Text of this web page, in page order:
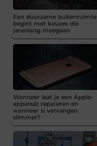
Een duurzame buitenruimte
begint met keuzes die
jarenlang meegaan
Wanneer laat je een Apple-
apparaat repareren en
wanneer is vervangen
slimmer?